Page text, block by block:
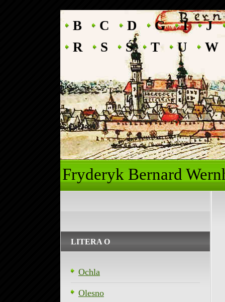
B C D G I
J
R
S Ś T U W
Fryderyk
LITERA O
Ochla
Olesno